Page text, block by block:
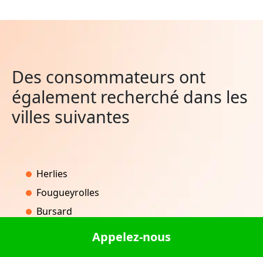
Des consommateurs ont
également recherché dans les
villes suivantes
Herlies
Fougueyrolles
Bursard
Appelez-nous